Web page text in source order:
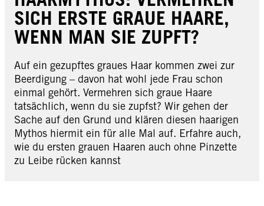
SICH ERSTE GRAUE HAARE,
WENN MAN SIE ZUPFT?
Auf ein gezupftes graues Haar kommen zwei zur
Beerdigung – davon hat wohl jede Frau schon
einmal gehört. Vermehren sich graue Haare
tatsächlich, wenn du sie zupfst? Wir gehen der
Sache auf den Grund und klären diesen haarigen
Mythos hiermit ein für alle Mal auf. Erfahre auch,
wie du ersten grauen Haaren auch ohne Pinzette
zu Leibe rücken kannst